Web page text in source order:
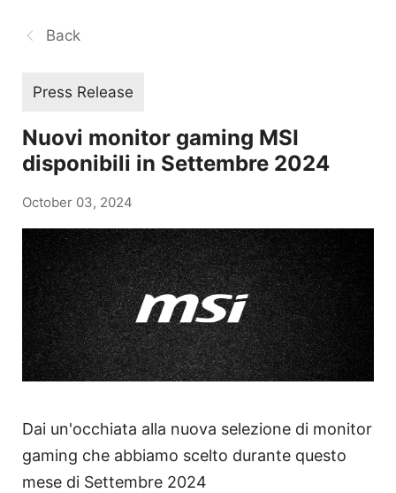
Back
Press Release
Nuovi monitor gaming MSI
disponibili in Settembre 2024
October 03, 2024
Dai un'occhiata alla nuova selezione di monitor
gaming che abbiamo scelto durante questo
mese di Settembre 2024